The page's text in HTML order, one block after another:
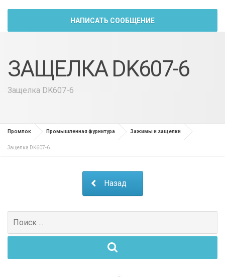
НАПИСАТЬ СООБЩЕНИЕ
ЗАЩЕЛКА DK607-6
Защелка DK607-6
Промлок Промышленная фурнитура Зажимы и защелки
Защелка DK607-6
Назад
Поиск
для: